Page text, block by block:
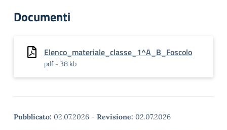
Documenti
Elenco_materiale_classe_1^A_B_Foscolo
pdf - 38 kb
Pubblicato: 02.07.2026 - Revisione: 02.07.2026